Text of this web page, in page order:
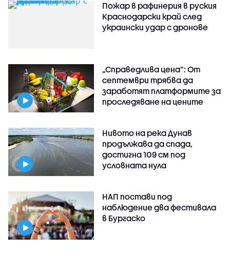
Пожар в рафинерия в руския
Краснодарски край след
украински удар с дронове
„Справедлива цена“: От
септември трябва да
заработят платформите за
проследяване на цените
Нивото на река Дунав
продължава да спада,
достигна 109 см под
условната нула
НАП постави под
наблюдение два фестивала
в Бургаско